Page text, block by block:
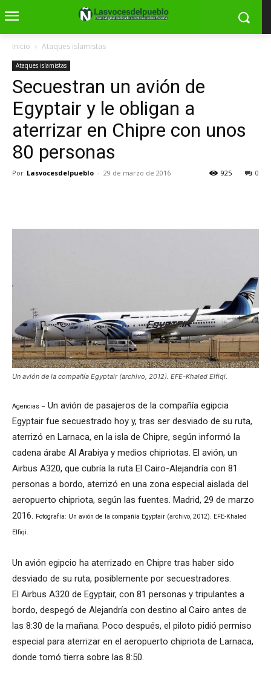
Inicio Ataques islamistas
Ataques islamistas
Secuestran un avión de
Egyptair y le obligan a
aterrizar en Chipre con unos
80 personas
Por Lasvocesdelpueblo - 29 de marzo de 2016 0
925
Un avión de la compañía Egyptair (archivo, 2012). EFE-Khaled Elfiqi.
Agencias – Un avión de pasajeros de la compañía egipcia
Egyptair fue secuestrado hoy y, tras ser desviado de su ruta,
aterrizó en Larnaca, en la isla de Chipre, según informó la
cadena árabe Al Arabiya y medios chipriotas. El avión, un
Airbus A320, que cubría la ruta El Cairo-Alejandría con 81
personas a bordo, aterrizó en una zona especial aislada del
aeropuerto chipriota, según las fuentes. Madrid, 29 de marzo
2016. Fotografía: Un avión de la compañía Egyptair (archivo, 2012). EFE-Khaled
Elfiqi.
Un avión egipcio ha aterrizado en Chipre tras haber sido
desviado de su ruta, posiblemente por secuestradores.
El Airbus A320 de Egyptair, con 81 personas y tripulantes a
bordo, despegó de Alejandría con destino al Cairo antes de
las 8:30 de la mañana. Poco después, el piloto pidió permiso
especial para aterrizar en el aeropuerto chipriota de Larnaca,
donde tomó tierra sobre las 8:50.